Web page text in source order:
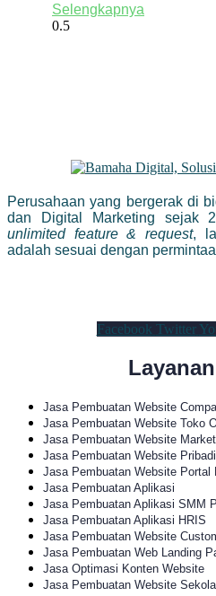
Selengkapnya
Perusahaan yang bergerak di
dan Digital Marketing sejak
unlimited feature & request,
adalah sesuai dengan
Facebook Twitter
Jasa Pembuatan Website
Jasa Pembuatan Website Toko
Jasa Pembuatan Website
Jasa Pembuatan Website Pribadi
Jasa Pembuatan Website Portal
Jasa Pembuatan Aplikasi
Jasa Pembuatan Aplikasi SMM
Jasa Pembuatan Aplikasi HRIS
Jasa Pembuatan Website
Jasa Pembuatan Web Landing
Jasa Optimasi Konten Website
Jasa Pembuatan Website